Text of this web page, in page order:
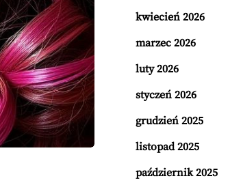
kwiecień 2026
marzec 2026
luty 2026
styczeń 2026
grudzień 2025
listopad 2025
październik 2025